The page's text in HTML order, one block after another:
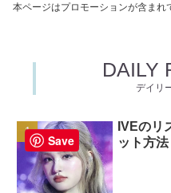
本ページはプロモーションが含まれ
DAILY
デイリ
IVEのリ
ット方法
Save